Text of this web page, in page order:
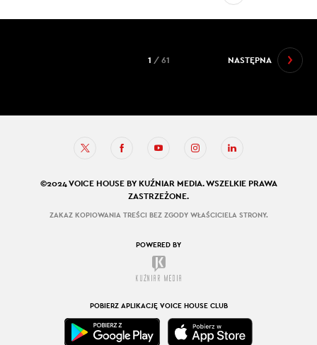
NASTĘPNA
1 / 61
©2024 VOICE HOUSE BY KUŹNIAR MEDIA. WSZELKIE PRAWA
ZASTRZEŻONE.
ZAKAZ KOPIOWANIA TREŚCI BEZ ZGODY WŁAŚCICIELA STRONY.
POWERED BY
POBIERZ APLIKACJĘ VOICE HOUSE CLUB